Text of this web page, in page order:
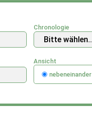
Chronologie
Ansicht
nebeneinander